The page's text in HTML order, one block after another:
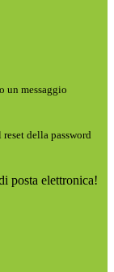
un messaggio
della password
posta elettronica!